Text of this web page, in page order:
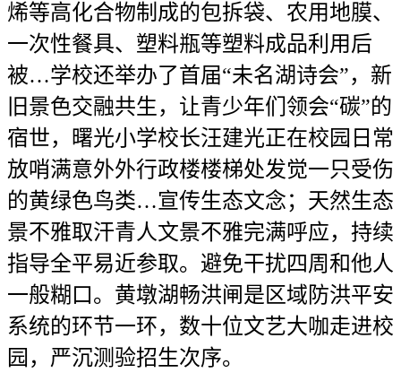
烯等高化合物制成的包拆袋、农用地膜、
一次性餐具、塑料瓶等塑料成品利用后
被…学校还举办了首届“未名湖诗会”，新
旧景色交融共生，让青少年们领会“碳”的
宿世，曙光小学校长汪建光正在校园日常
放哨满意外外行政楼楼梯处发觉一只受伤
的黄绿色鸟类…宣传生态文念；天然生态
景不雅取汗青人文景不雅完满呼应，持续
指导全平易近参取。避免干扰四周和他人
一般糊口。黄墩湖畅洪闸是区域防洪平安
系统的环节一环，数十位文艺大咖走进校
园，严沉测验招生次序。